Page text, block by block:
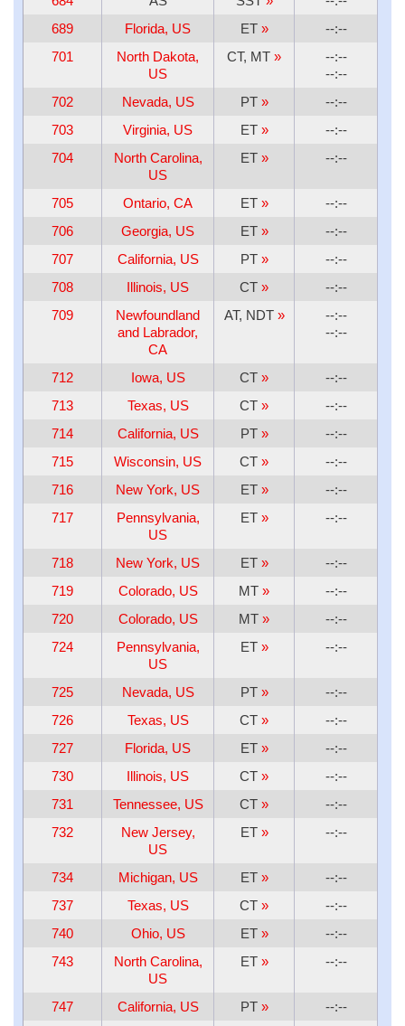
689
Florida, US ET »
--:--
701
North Dakota,
US
CT, MT »
--:--
--:--
702
Nevada, US PT »
--:--
703
Virginia, US ET »
--:--
704
North Carolina,
US
ET » --:--
705 Ontario, CA ET »
--:--
706
Georgia, US ET »
--:--
707
California, US PT »
--:--
708
Illinois, US CT »
--:--
709
Newfoundland
and Labrador,
CA
AT, NDT »
--:--
--:--
712 Iowa, US CT »
--:--
713
Texas, US CT »
--:--
714
California, US PT »
--:--
715
Wisconsin, US CT »
--:--
716
New York, US ET »
--:--
717
Pennsylvania,
US
ET » --:--
718 New York, US ET »
--:--
719
Colorado, US MT »
--:--
720
Colorado, US MT »
--:--
724
Pennsylvania,
US
ET » --:--
725 Nevada, US PT »
--:--
726
Texas, US CT »
--:--
727
Florida, US ET »
--:--
730
Illinois, US CT »
--:--
731
Tennessee, US CT »
--:--
732
New Jersey,
US
ET » --:--
734 Michigan, US ET »
--:--
737
Texas, US CT »
--:--
740
Ohio, US ET »
--:--
743
North Carolina,
US
ET » --:--
747 California, US PT »
--:--